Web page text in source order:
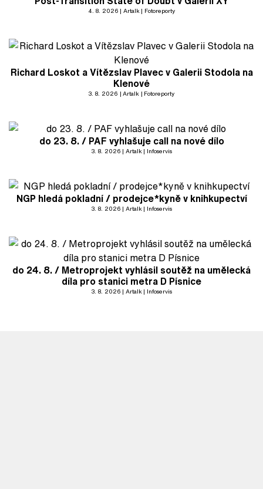
4. 8. 2026 Artalk Fotoreporty
Richard Loskot a Vítězslav Plavec v Galerii Stodola na
Klenové
3. 8. 2026 Artalk Fotoreporty
do 23. 8. / PAF vyhlašuje call na nové dílo
3. 8. 2026 Artalk Infoservis
NGP hledá pokladní / prodejce*kyně v knihkupectví
3. 8. 2026 Artalk Infoservis
do 24. 8. / Metroprojekt vyhlásil soutěž na umělecká
díla pro stanici metra D Písnice
3. 8. 2026 Artalk Infoservis